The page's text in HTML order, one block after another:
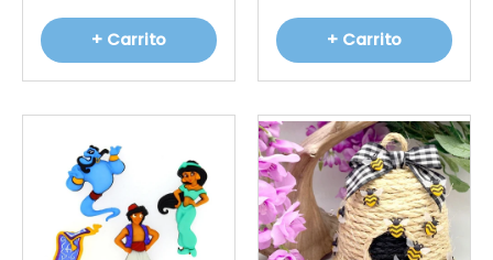
+ Carrito + Carrito